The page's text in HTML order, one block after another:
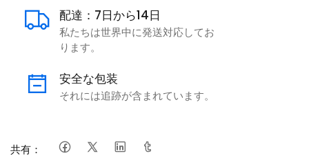
配達：7日から14日
私たちは世界中に発送対応してお
ります。
安全な包装
それには追跡が含まれています。
共有：